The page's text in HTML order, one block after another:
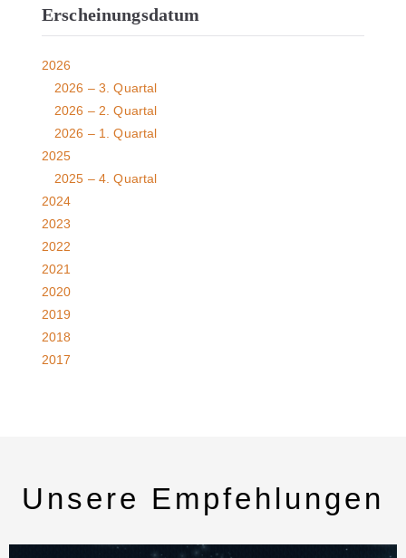
Erscheinungsdatum
2026
2026 – 3. Quartal
2026 – 2. Quartal
2026 – 1. Quartal
2025
2025 – 4. Quartal
2024
2023
2022
2021
2020
2019
2018
2017
Unsere Empfehlungen